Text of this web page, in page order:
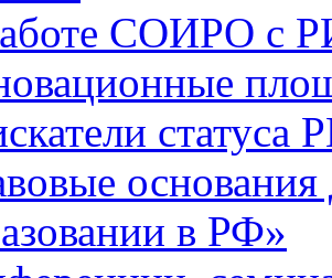
СОИРО с
статуса
в РФ»